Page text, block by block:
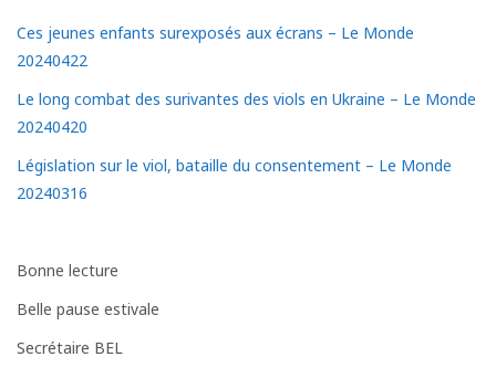
Ces jeunes enfants surexposés aux écrans – Le Monde
20240422
Le long combat des surivantes des viols en Ukraine – Le Monde
20240420
Législation sur le viol, bataille du consentement – Le Monde
20240316
Bonne lecture
Belle pause estivale
Secrétaire BEL